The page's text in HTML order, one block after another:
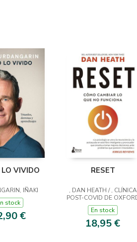
VIVIDO
IÑAKI
stock
€
RESET
, DAN HEATH / , CLÍNICA
POST-COVID DE
En stock
18,95 €